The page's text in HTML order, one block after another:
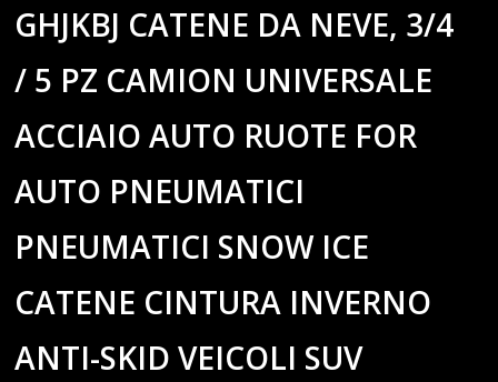
GHJKBJ CATENE DA NEVE, 3/4
/ 5 PZ CAMION UNIVERSALE
ACCIAIO AUTO RUOTE FOR
AUTO PNEUMATICI
PNEUMATICI SNOW ICE
CATENE CINTURA INVERNO
ANTI-SKID VEICOLI SUV